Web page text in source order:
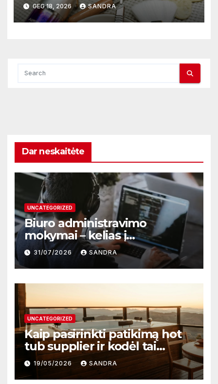
GEG 18, 2026 SANDRA
Dar neskaitėte
UNCATEGORIZED
Biuro administravimo
mokymai – kelias į
profesionalų ir efektyvų
darbą
31/07/2026 SANDRA
UNCATEGORIZED
Kaip pasirinkti patikimą hot
tub supplier ir kodėl tai
svarbu?
19/05/2026 SANDRA